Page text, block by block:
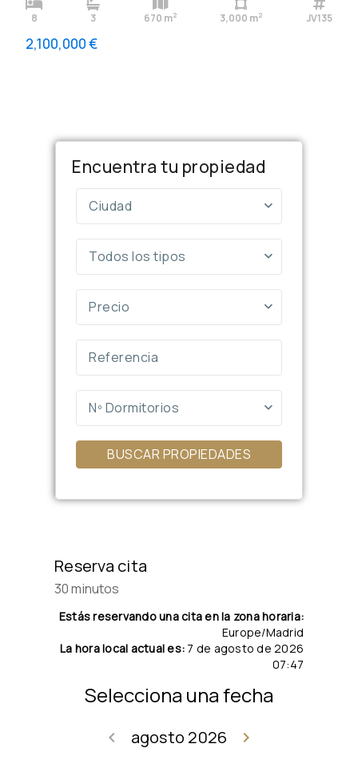
8 3 670 m2 3,000 m2 JV135
2,100,000 €
Encuentra tu propiedad
Ciudad
Todos los tipos
Precio
Nº Dormitorios
BUSCAR PROPIEDADES